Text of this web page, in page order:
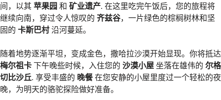
间，以其 苹果园 和 矿业遗产. 在这里吃完午饭后，您的旅程将
继续向南，穿过令人惊叹的 齐兹谷，一片绿色的棕榈树林和坚
固的 卡斯巴村沿河蔓延。
随着地势逐渐平坦，变成金色，撒哈拉沙漠开始显现。你将抵达
梅尔祖卡 下午晚些时候，入住您的 沙漠小屋 坐落在雄伟的 尔格
切比沙丘. 享受丰盛的 晚餐 在您安静的小屋里度过一个轻松的夜
晚，为明天的骆驼探险做好准备。